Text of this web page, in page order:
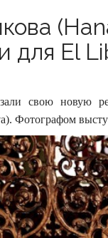
для El
свою новую
Фотографом